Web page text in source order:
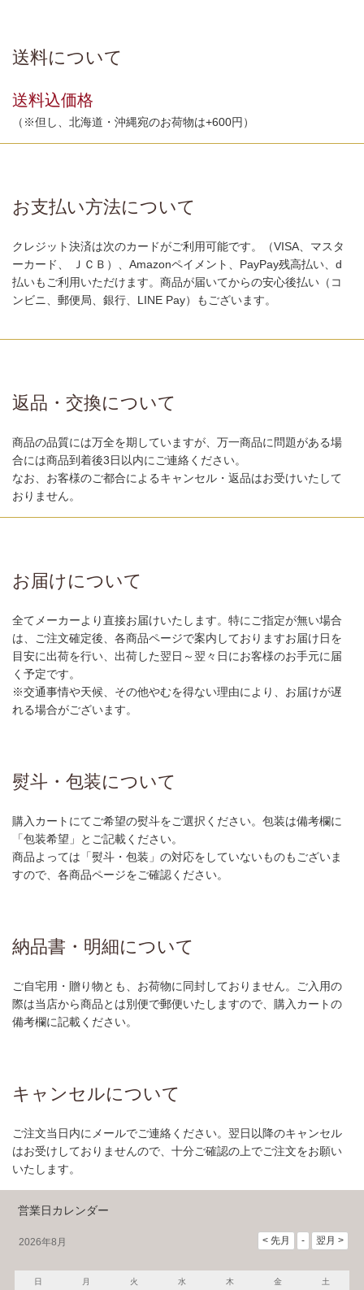
送料について
送料込価格
（※但し、北海道・沖縄宛のお荷物は+600円）
お支払い方法について
クレジット決済は次のカードがご利用可能です。（VISA、マスタ
ーカード、 ＪＣＢ）、Amazonペイメント、PayPay残高払い、d
払いもご利用いただけます。商品が届いてからの安心後払い（コ
ンビニ、郵便局、銀行、LINE Pay）もございます。
返品・交換について
商品の品質には万全を期していますが、万一商品に問題がある場
合には商品到着後3日以内にご連絡ください。
なお、お客様のご都合によるキャンセル・返品はお受けいたして
おりません。
お届けについて
全てメーカーより直接お届けいたします。特にご指定が無い場合
は、ご注文確定後、各商品ページで案内しておりますお届け日を
目安に出荷を行い、出荷した翌日～翌々日にお客様のお手元に届
く予定です。
※交通事情や天候、その他やむを得ない理由により、お届けが遅
れる場合がございます。
熨斗・包装について
購入カートにてご希望の熨斗をご選択ください。包装は備考欄に
「包装希望」とご記載ください。
商品よっては「熨斗・包装」の対応をしていないものもございま
すので、各商品ページをご確認ください。
納品書・明細について
ご自宅用・贈り物とも、お荷物に同封しておりません。ご入用の
際は当店から商品とは別便で郵便いたしますので、購入カートの
備考欄に記載ください。
キャンセルについて
ご注文当日内にメールでご連絡ください。翌日以降のキャンセル
はお受けしておりませんので、十分ご確認の上でご注文をお願い
いたします。
営業日カレンダー
2026年8月
日 月 火 水 木 金 土